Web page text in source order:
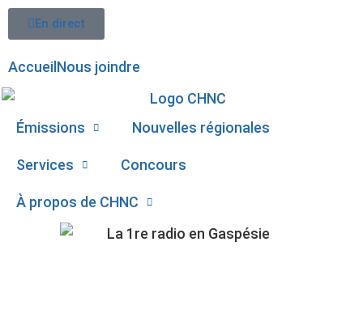
En direct
Accueil Nous joindre
Émissions Nouvelles régionales
Services Concours
À propos de CHNC